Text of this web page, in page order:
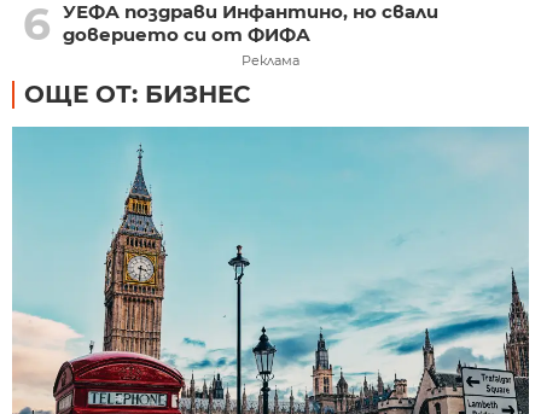
6 УЕФА поздрави Инфантино, но свали
доверието си от ФИФА
Реклама
ОЩЕ ОТ: БИЗНЕС